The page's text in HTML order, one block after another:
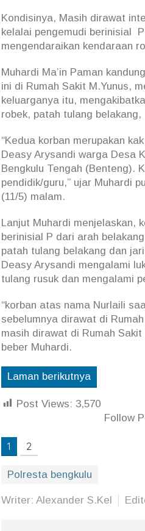
Kondisinya, Masih dirawat
kelalai pengemudi berinisial
mengendaraikan kendaraan
Muhardi Ma’in Paman
ini di Rumah Sakit M.Yunus,
keluarganya itu,
robek, patah tulang
“Kedua korban merupakan
Deasy Arysandi warga Desa
Bengkulu Tengah (Benteng).
pendidik/guru,” ujar Muhardi
(11/5) malam.
Lanjut Muhardi menjelaskan,
berinisial P dari arah
patah tulang belakang dan
Deasy Arysandi mengalami
tulang rusuk dan mengalami
“korban atas nama Nurlaili
sebelumnya dirawat di
masih dirawat di Rumah
beber Muhardi.
Laman berikutnya
Post Views: 3,570
Follow
1 2
Polresta bengkulu
Writer: Alexander S.Kel